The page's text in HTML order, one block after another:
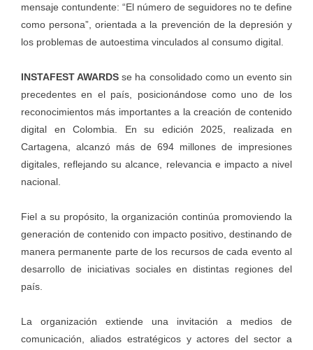
mensaje contundente: “El número de seguidores no te define
como persona”, orientada a la prevención de la depresión y
los problemas de autoestima vinculados al consumo digital.
INSTAFEST AWARDS se ha consolidado como un evento sin
precedentes en el país, posicionándose como uno de los
reconocimientos más importantes a la creación de contenido
digital en Colombia. En su edición 2025, realizada en
Cartagena, alcanzó más de 694 millones de impresiones
digitales, reflejando su alcance, relevancia e impacto a nivel
nacional.
Fiel a su propósito, la organización continúa promoviendo la
generación de contenido con impacto positivo, destinando de
manera permanente parte de los recursos de cada evento al
desarrollo de iniciativas sociales en distintas regiones del
país.
La organización extiende una invitación a medios de
comunicación, aliados estratégicos y actores del sector a